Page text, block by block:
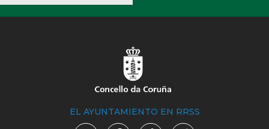
EL AYUNTAMIENTO EN RRSS